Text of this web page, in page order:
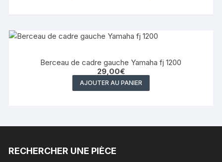
Berceau de cadre gauche Yamaha fj 1200
29,00€
AJOUTER AU PANIER
RECHERCHER UNE PIÈCE